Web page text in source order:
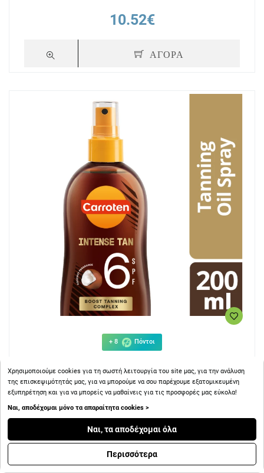
10.52€
ΑΓΟΡΑ
+ 8 Πόντοι
Carroten Intense Tan Oil Spray Μαυρίσματος με Άρωμα
Καρύδας SPF6 200ml
8.34€
Χρησιμοποιούμε cookies για τη σωστή λειτουργία του site μας, για την ανάλυση
της επισκεψιμότητάς μας, για να μπορούμε να σου παρέχουμε εξατομικευμένη
εξυπηρέτηση και για να μπορείς να μαθαίνεις για τις προσφορές μας εύκολα!
Ναι, αποδέχομαι μόνο τα απαραίτητα cookies >
Ναι, τα αποδέχομαι όλα
Περισσότερα